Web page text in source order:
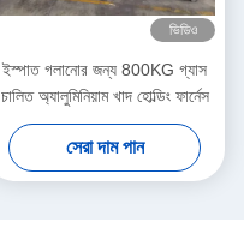
ভিডিও
ইস্পাত গলানোর জন্য 800KG গ্যাস
চালিত অ্যালুমিনিয়াম খাদ হোল্ডিং ফার্নেস
সেরা দাম পান